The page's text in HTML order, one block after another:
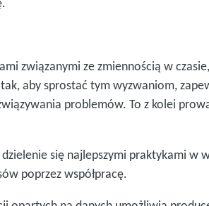
związanymi ze zmiennością w
aby sprostać tym wyzwaniom,
problemów. To z kolei
się najlepszymi praktykami w
poprzez współpracę.